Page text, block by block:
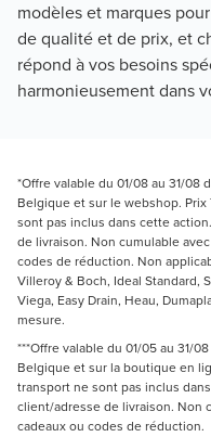
modèles et marques
de qualité et de prix, et
répond à vos besoins
harmonieusement dans
*Offre valable du 01/08 au 31/08
Belgique et sur le webshop. Prix
sont pas inclus dans cette
de livraison. Non cumulable
codes de réduction. Non
Villeroy & Boch, Ideal Standard,
Viega, Easy Drain, Heau,
mesure.
***Offre valable du 01/05 au 31/
Belgique et sur la boutique en
transport ne sont pas inclus
client/adresse de livraison. Non
cadeaux ou codes de réduction.